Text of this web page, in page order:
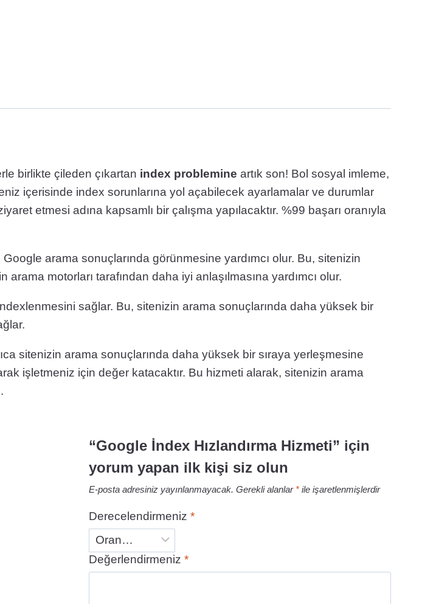
birlikte çileden çıkartan index problemine artık son! Bol sosyal imleme,
içerisinde index sorunlarına yol açabilecek ayarlamalar ve durumlar
etmesi adına kapsamlı bir çalışma yapılacaktır. %99 başarı oranıyla
arama sonuçlarında görünmesine yardımcı olur. Bu, sitenizin
motorları tarafından daha iyi anlaşılmasına yardımcı olur.
sağlar. Bu, sitenizin arama sonuçlarında daha yüksek bir
sitenizin arama sonuçlarında daha yüksek bir sıraya yerleşmesine
işletmeniz için değer katacaktır. Bu hizmeti alarak, sitenizin arama
“Google İndex Hızlandırma Hizmeti” için
yorum yapan ilk kişi siz olun
E-posta adresiniz yayınlanmayacak. Gerekli alanlar * ile işaretlenmişlerdir
Derecelendirmeniz*
Değerlendirmeniz*